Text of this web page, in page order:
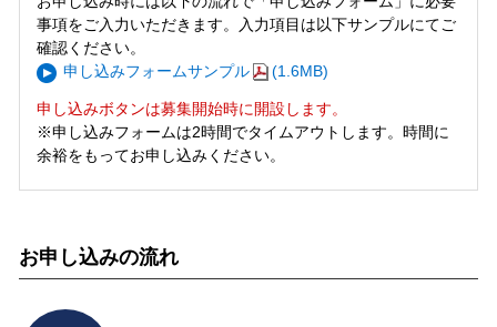
事項をご入力いただきます。入力項目は以下サンプルにてご
確認ください。
申し込みフォームサンプル
(1.6MB)
申し込みボタンは募集開始時に開設します。
※申し込みフォームは2時間でタイムアウトします。時間に
余裕をもってお申し込みください。
お申し込みの流れ